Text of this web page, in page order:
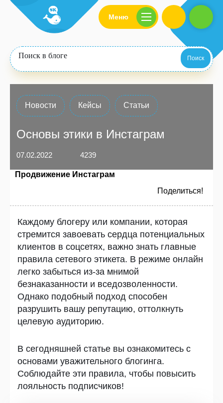
Меню
Новости Кейсы Статьи
Основы этики в Инстаграм
07.02.2022 4239
Поделиться!
Продвижение Инстаграм
Каждому блогеру или компании, которая
стремится завоевать сердца потенциальных
клиентов в соцсетях, важно знать главные
правила сетевого этикета. В режиме онлайн
легко забыться из-за мнимой
безнаказанности и вседозволенности.
Однако подобный подход способен
разрушить вашу репутацию, оттолкнуть
целевую аудиторию.
В сегодняшней статье вы ознакомитесь с
основами уважительного блогинга.
Соблюдайте эти правила, чтобы повысить
лояльность подписчиков!
Поиск